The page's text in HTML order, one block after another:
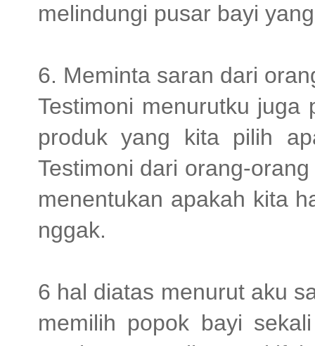
melindungi pusar bayi
6. Meminta saran dari
Testimoni menurutku
produk yang kita pilih
Testimoni dari orang-
menentukan apakah kita
nggak.
6 hal diatas menurut aku
memilih popok bayi